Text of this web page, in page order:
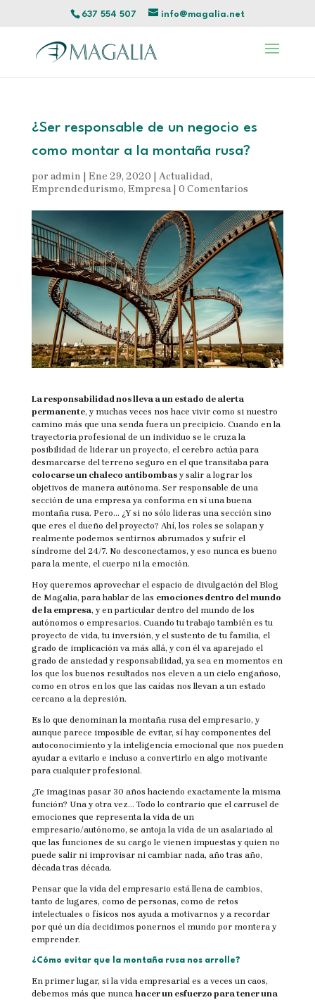
637 554 507 info@magalia.net
¿Ser responsable de un negocio es
como montar a la montaña rusa?
por admin | Ene 29, 2020 | Actualidad,
Emprendedurismo, Empresa| 0 Comentarios
La responsabilidad nos lleva a un estado de alerta
permanente, y muchas veces nos hace vivir como si nuestro
camino más que una senda fuera un precipicio. Cuando en la
trayectoria profesional de un individuo se le cruza la
posibilidad de liderar un proyecto, el cerebro actúa para
desmarcarse del terreno seguro en el que transitaba para
colocarse un chaleco antibombasy salir a lograr los
objetivos de manera autónoma. Ser responsable de una
sección de una empresa ya conforma en sí una buena
montaña rusa. Pero… ¿Y si no sólo lideras una sección sino
que eres el dueño del proyecto? Ahí, los roles se solapan y
realmente podemos sentirnos abrumados y sufrir el
síndrome del 24/7. No desconectamos, y eso nunca es bueno
para la mente, el cuerpo ni la emoción.
Hoy queremos aprovechar el espacio de divulgación del Blog
de Magalia, para hablar de las emociones dentro del mundo
de la empresa, y en particular dentro del mundo de los
autónomos o empresarios. Cuando tu trabajo también es tu
proyecto de vida, tu inversión, y el sustento de tu familia, el
grado de implicación va más allá, y con él va aparejado el
grado de ansiedad y responsabilidad, ya sea en momentos en
los que los buenos resultados nos eleven a un cielo engañoso,
como en otros en los que las caídas nos llevan a un estado
cercano a la depresión.
Es lo que denominan la montaña rusa del empresario, y
aunque parece imposible de evitar, sí hay componentes del
autoconocimiento y la inteligencia emocional que nos pueden
ayudar a evitarlo e incluso a convertirlo en algo motivante
para cualquier profesional.
¿Te imaginas pasar 30 años haciendo exactamente la misma
función? Una y otra vez… Todo lo contrario que el carrusel de
emociones que representa la vida de un
empresario/autónomo, se antoja la vida de un asalariado al
que las funciones de su cargo le vienen impuestas y quien no
puede salir ni improvisar ni cambiar nada, año tras año,
década tras década.
Pensar que la vida del empresario está llena de cambios,
tanto de lugares, como de personas, como de retos
intelectuales o físicos nos ayuda a motivarnos y a recordar
por qué un día decidimos ponernos el mundo por montera y
emprender.
¿Cómo evitar que la montaña rusa nos arrolle?
En primer lugar, si la vida empresarial es a veces un caos,
debemos más que nunca hacer un esfuerzo para tener una